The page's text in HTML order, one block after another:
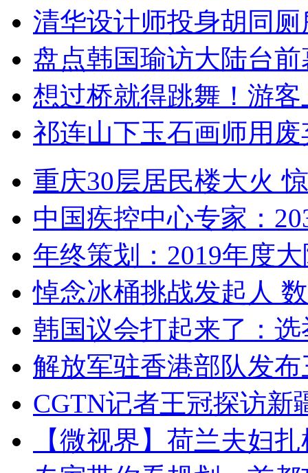
清华设计师投身胡同
盘点韩国瑜访大陆台
想过桥就得跳舞！游客
祁连山下玉石画师用
重庆30层居民楼大火
中国疾控中心专家：
年终策划：2019年度
悼念冰桶挑战发起人
韩国议会打起来了：
解放军驻香港部队发
CGTN记者王冠探访新
【微视界】荷兰夫妇